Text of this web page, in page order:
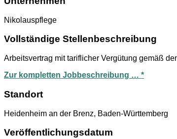
Nikolauspflege
Vollständige Stellenbeschreibung
Arbeitsvertrag mit tariflicher Vergütung gemäß
Zur kompletten Jobbeschreibung … *
Standort
Heidenheim an der Brenz, Baden-Württemberg
Veröffentlichungsdatum